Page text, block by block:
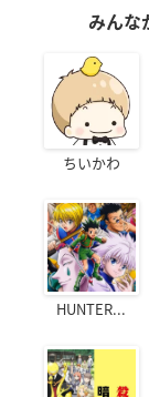
みんな
ちいかわ
HUNTER...